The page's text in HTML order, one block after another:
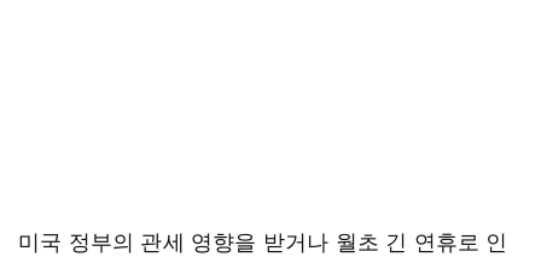
미국 정부의 관세 영향을 받거나 월초 긴 연휴로 인